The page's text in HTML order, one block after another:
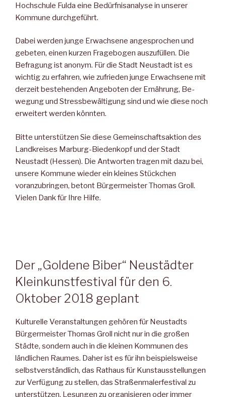
Hochschule Fulda eine Be­dürfnisanalyse in unserer
Kommune durchgeführt.
Dabei werden junge Erwachsene angesprochen und
gebeten, einen kurzen Fragebogen auszufüllen. Die
Befragung ist anonym. Für die Stadt Neustadt ist es
wichtig zu erfahren, wie zufrieden junge Er­wachsene mit
derzeit bestehenden Angeboten der Ernährung, Be­
wegung und Stressbewältigung sind und wie diese noch
erweitert werden könnten.
Bitte unterstützen Sie diese Gemeinschaftsaktion des
Landkreises Marburg-Biedenkopf und der Stadt
Neustadt (Hessen). Die Ant­worten tragen mit dazu bei,
unsere Kommune wieder ein kleines Stückchen
voranzubringen, betont Bürgermeister Thomas Groll.
Vielen Dank für Ihre Hilfe.
Der „Goldene Biber“ Neustädter
Kleinkunst­festival für den 6.
Oktober 2018 geplant
Kulturelle Veranstaltungen gehören für Neustadts
Bürgermeister Thomas Groll nicht nur in die großen
Städte, sondern auch in die kleinen Kommunen des
ländlichen Raumes. Daher ist es für ihn bei­spielsweise
selbstverständlich, das Rathaus für Kunstausstellungen
zur Verfügung zu stellen, das Straßenmalerfestival zu
unterstützen, Lesungen zu organisieren oder immer